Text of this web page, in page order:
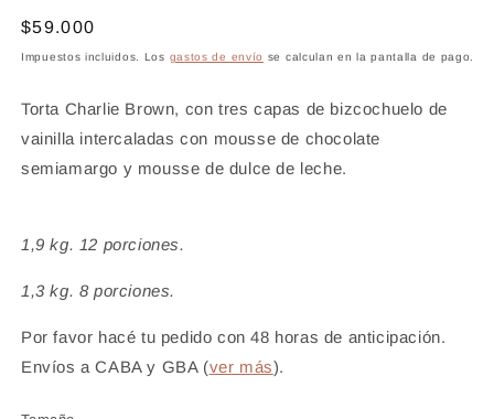
Precio
habitual
$59.000
Impuestos incluidos. Los gastos de envío se calculan en la pantalla de pago.
Torta Charlie Brown, con tres capas de bizcochuelo de
vainilla intercaladas con mousse de chocolate
semiamargo y mousse de dulce de leche.
1,9 kg. 12 porciones.
1,3 kg. 8 porciones.
Por favor hacé tu pedido con 48 horas de anticipación.
Envíos a CABA y GBA (ver más).